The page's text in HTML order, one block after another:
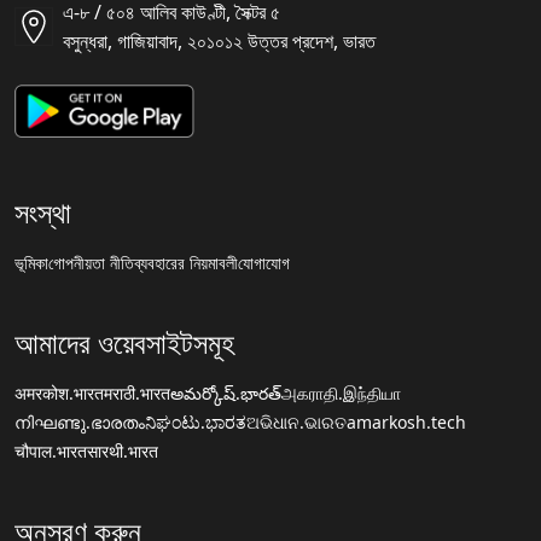
এ-৮ / ৫০৪ আলিব কাউণ্টী, সৈক্টর ৫
বসুন্ধরা, গাজিয়াবাদ, ২০১০১২ উত্তর প্রদেশ, ভারত
সংস্থা
ভূমিকাগোপনীয়তা নীতিব্যবহারের নিয়মাবলীযোগাযোগ
আমাদের ওয়েবসাইটসমূহ
अमरकोश.भारतमराठी.भारतఅమర్కోష్.భారత్அகராதி.இந்தியா
നിഘണ്ടു.ഭാരതംನಿಘಂಟು.ಭಾರತଅଭିଧାନ.ଭାରତamarkosh.tech
चौपाल.भारतसारथी.भारत
অনুসরণ করুন